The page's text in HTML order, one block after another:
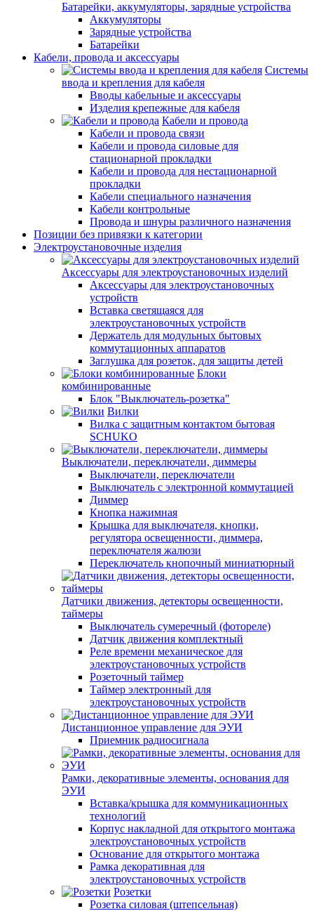
Батарейки, аккумуляторы, зарядные устройства
Аккумуляторы
Зарядные устройства
Батарейки
Кабели, провода и аксессуары
Системы
ввода и крепления для кабеля
Вводы кабельные и аксессуары
Изделия крепежные для кабеля
Кабели и провода
Кабели и провода связи
Кабели и провода силовые для
стационарной прокладки
Кабели и провода для нестационарной
прокладки
Кабели специального назначения
Кабели контрольные
Провода и шнуры различного назначения
Позиции без привязки к категории
Электроустановочные изделия
Аксессуары для электроустановочных изделий
Аксессуары для электроустановочных
устройств
Вставка светящаяся для
электроустановочных устройств
Держатель для модульных бытовых
коммутационных аппаратов
Заглушка для розеток, для защиты детей
Блоки
комбинированные
Блок "Выключатель-розетка"
Вилки
Вилка с защитным контактом бытовая
SCHUKO
Выключатели, переключатели, диммеры
Выключатели, переключатели
Выключатель с электронной коммутацией
Диммер
Кнопка нажимная
Крышка для выключателя, кнопки,
регулятора освещенности, диммера,
переключателя жалюзи
Переключатель кнопочный миниатюрный
Датчики движения, детекторы освещенности,
таймеры
Выключатель сумеречный (фотореле)
Датчик движения комплектный
Реле времени механическое для
электроустановочных устройств
Розеточный таймер
Таймер электронный для
электроустановочных устройств
Дистанционное управление для ЭУИ
Приемник радиосигнала
Рамки, декоративные элементы, основания для
ЭУИ
Вставка/крышка для коммуникационных
технологий
Корпус накладной для открытого монтажа
электроустановочных устройств
Основание для открытого монтажа
Рамка декоративная для
электроустановочных устройств
Розетки
Розетка силовая (штепсельная)